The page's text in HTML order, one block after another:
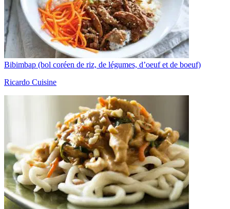
Bibimbap (bol coréen de riz, de légumes, d’oeuf et de boeuf)
Ricardo Cuisine